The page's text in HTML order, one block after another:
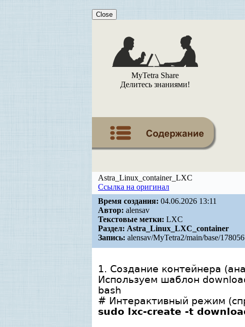
Close
MyTetra Share
Делитесь знаниями!
Astra_Linux_container_LXC
Ссылка на оригинал
Время создания: 04.06.2026 13:11
Автор: alensav
Текстовые метки: LXC
Раздел: Astra_Linux_LXC_container
Запись: alensav/MyTetra2/main/base/
1. Создание контейнера
Используем шаблон
bash
# Интерактивный режим
sudo lxc-create -t